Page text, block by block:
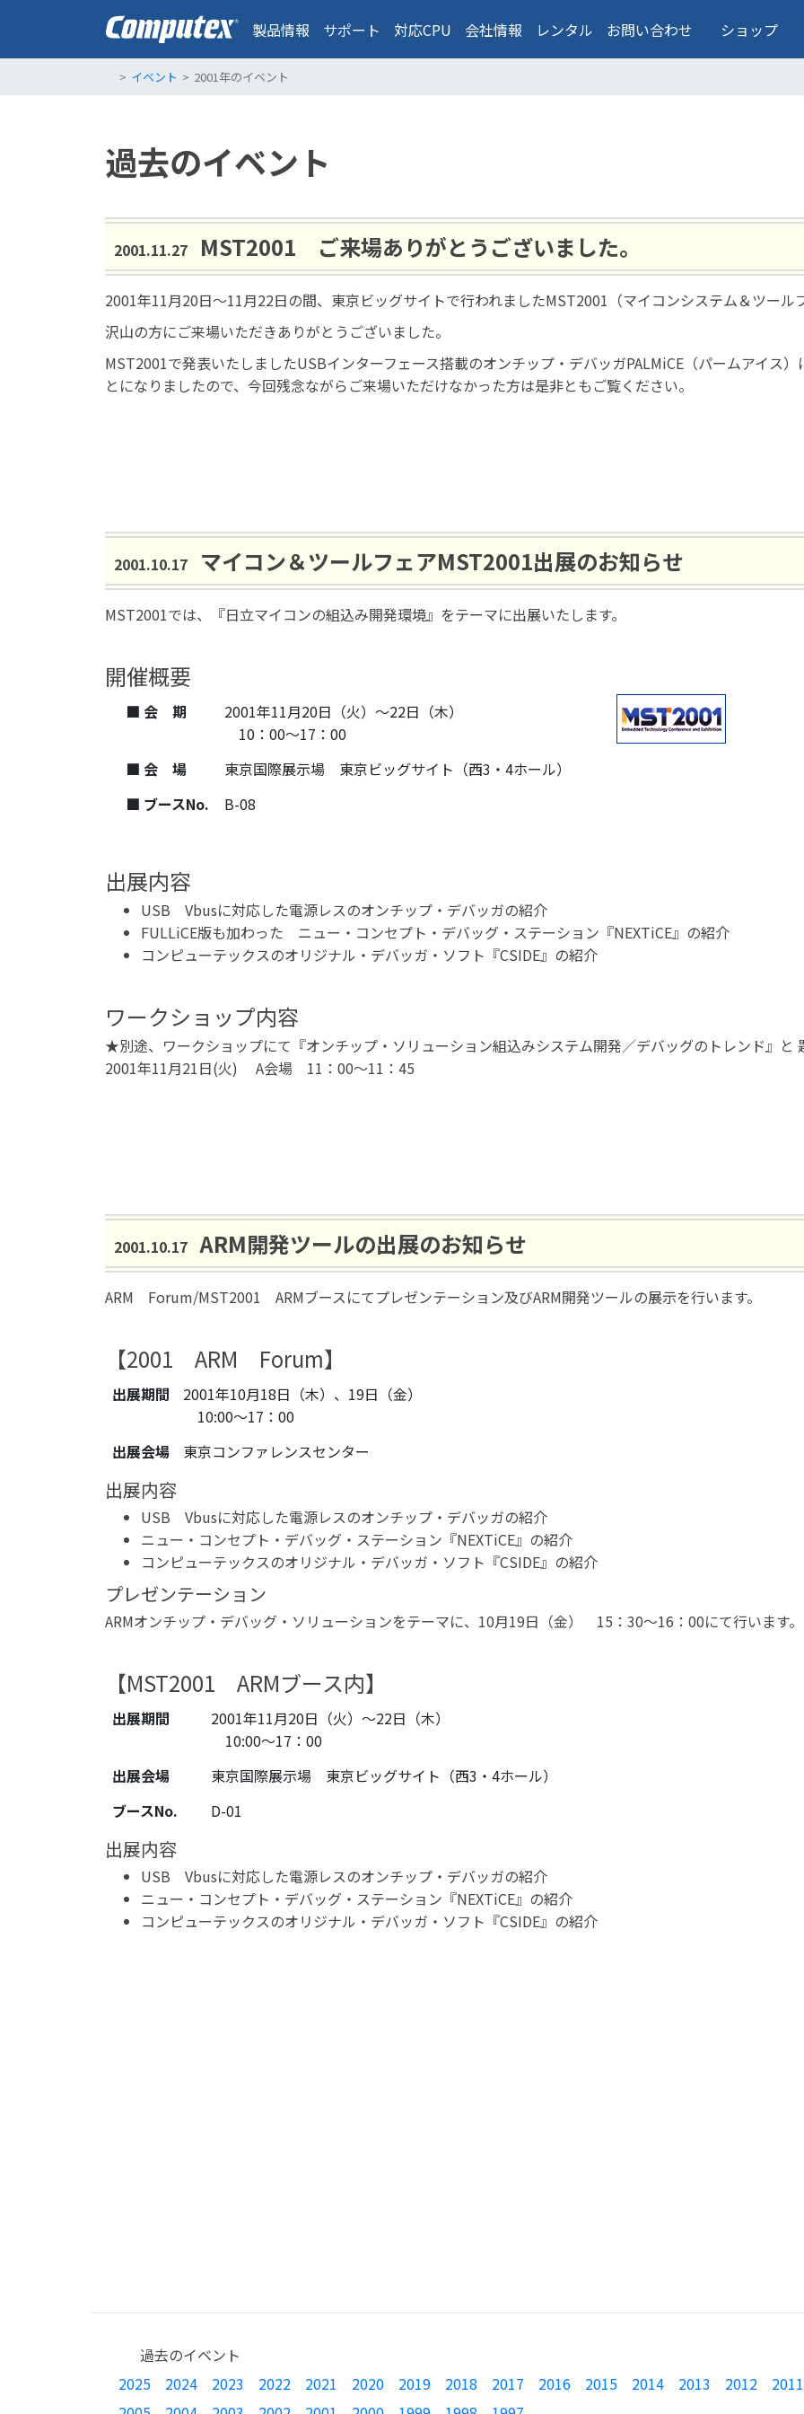
製品情報 サポート 対応CPU 会社情報 レンタル お問い合わせ ショップ
イベント 2001年のイベント
過去のイベント
2001.11.27 MST2001 ご来場ありがとうございました。
2001年11月20日～11月22日の間、東京ビッグサイトで行われましたMST2001（マイコンシステム＆ツール
沢山の方にご来場いただきありがとうございました。
MST2001で発表いたしましたUSBインターフェース搭載のオンチップ・デバッガPALMiCE（パームアイス
とになりましたので、今回残念ながらご来場いただけなかった方は是非ともご覧ください。
2001.10.17 マイコン＆ツールフェアMST2001出展のお知らせ
MST2001では、『日立マイコンの組込み開発環境』をテーマに出展いたします。
開催概要
■ 会 期
2001年11月20日（火）～22日（木）
10：00～17：00
■ 会 場
東京国際展示場 東京ビッグサイト（西3・4ホール）
■ ブースNo.
B-08
出展内容
USB Vbusに対応した電源レスのオンチップ・デバッガの紹介
FULLiCE版も加わった ニュー・コンセプト・デバッグ・ステーション『NEXTiCE』の紹介
コンピューテックスのオリジナル・デバッガ・ソフト『CSIDE』の紹介
ワークショップ内容
★別途、ワークショップにて『オンチップ・ソリューション組込みシステム開発／デバッグのトレンド』と
2001年11月21日(火) A会場 11：00～11：45
2001.10.17 ARM開発ツールの出展のお知らせ
ARM Forum/MST2001 ARMブースにてプレゼンテーション及びARM開発ツールの展示を行います。
【2001 ARM Forum】
出展期間
2001年10月18日（木）、19日（金）
10:00～17：00
出展会場
東京コンファレンスセンター
出展内容
USB Vbusに対応した電源レスのオンチップ・デバッガの紹介
ニュー・コンセプト・デバッグ・ステーション『NEXTiCE』の紹介
コンピューテックスのオリジナル・デバッガ・ソフト『CSIDE』の紹介
プレゼンテーション
ARMオンチップ・デバッグ・ソリューションをテーマに、10月19日（金） 15：30～16：00にて行います。
【MST2001 ARMブース内】
出展期間
2001年11月20日（火）～22日（木）
10:00～17：00
出展会場
東京国際展示場 東京ビッグサイト（西3・4ホール）
ブースNo.
D-01
出展内容
USB Vbusに対応した電源レスのオンチップ・デバッガの紹介
ニュー・コンセプト・デバッグ・ステーション『NEXTiCE』の紹介
コンピューテックスのオリジナル・デバッガ・ソフト『CSIDE』の紹介
過去のイベント
2025
2024 2023 2022 2021 2020 2019 2018 2017 2016 2015 2014 2013 2012 2011